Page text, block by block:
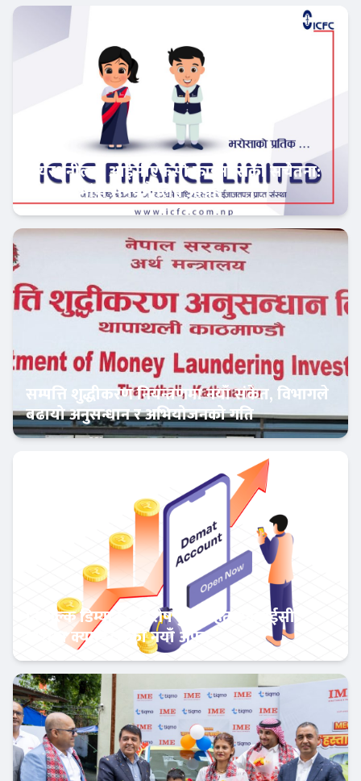
फिन–टेक
सेयरधनीलाई आईसीएफसी फाइनान्सको सचेतना:
बाँकी लाभांश समयमै लिन आग्रह
सम्पत्ति शुद्धीकरण नियन्त्रणमा नयाँ संकेत, विभागले
बढायो अनुसन्धान र अभियोजनको गति
बैंक-वित्त
निःशुल्क डिम्याट र विशेष छुटसहित एनआईसी
एशिया क्यापिटलको नयाँ अफर